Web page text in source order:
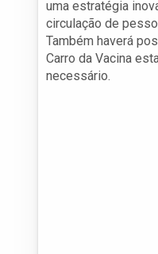
uma estratégia
circulação de
Também haverá
Carro da Vacina
necessário.